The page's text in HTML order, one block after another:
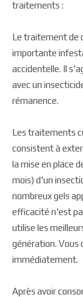
traitements :
Le traitement de
importante
accidentelle. Il
avec un
rémanence.
Les traitements
consistent à
la mise en place
mois) d'un
nombreux gels
efficacité n'est
utilise les
génération. Vous
immédiatement.
Après avoir